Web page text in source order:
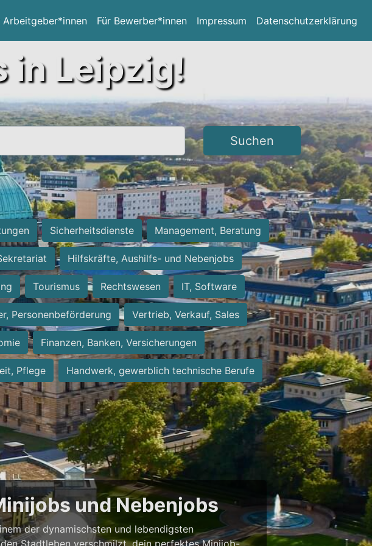
Arbeitgeber*innen Für Bewerber*innen Impressum Datenschutzerklärung
in Leipzig!
Suchen
Sicherheitsdienste Management, Beratung
Hilfskräfte, Aushilfs- und Nebenjobs
Tourismus Rechtswesen IT, Software
Personenbeförderung Vertrieb, Verkauf, Sales
Finanzen, Banken, Versicherungen
Pflege Handwerk, gewerblich technische Berufe
und Nebenjobs
der dynamischsten und lebendigsten